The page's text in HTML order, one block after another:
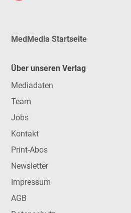
MedMedia Startseite
Über unseren Verlag
Mediadaten
Team
Jobs
Kontakt
Print-Abos
Newsletter
Impressum
AGB